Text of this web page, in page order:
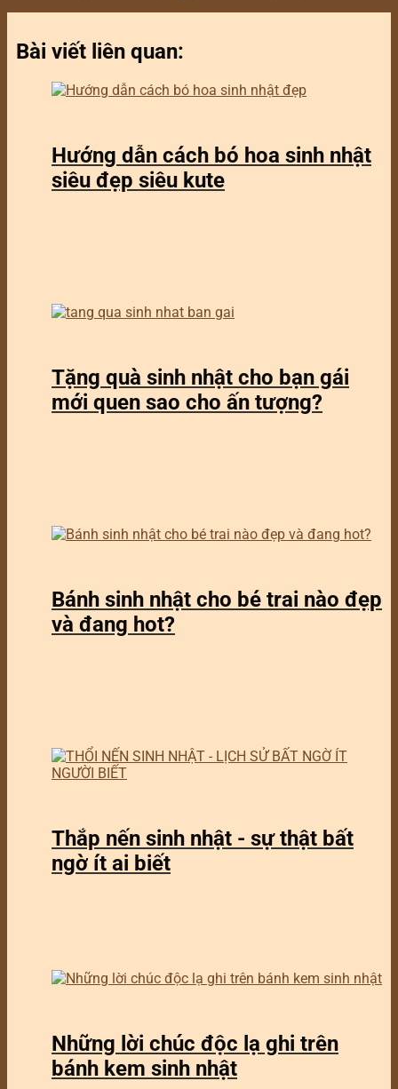
Bài viết liên quan:
Hướng dẫn cách bó hoa sinh nhật
siêu đẹp siêu kute
Tặng quà sinh nhật cho bạn gái
mới quen sao cho ấn tượng?
Bánh sinh nhật cho bé trai nào đẹp
và đang hot?
Thắp nến sinh nhật - sự thật bất
ngờ ít ai biết
Những lời chúc độc lạ ghi trên
bánh kem sinh nhật